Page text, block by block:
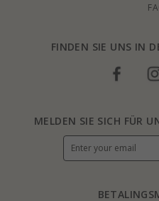
FINDEN SIE UNS IN
MELDEN SIE SICH FÜR